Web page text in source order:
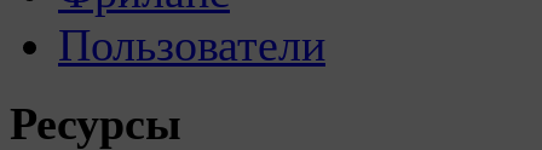
Пользователи
Ресурсы